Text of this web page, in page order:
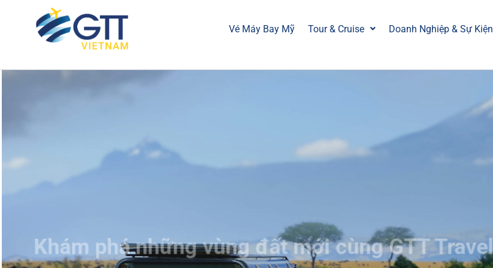
Vé Máy Bay Mỹ Tour & Cruise Doanh Nghiệp & Sự Kiện
Khám phá những vùng đất mới cùng GTT Travel